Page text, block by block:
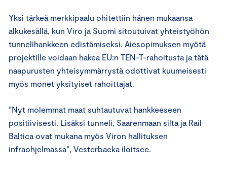
Yksi tärkeä merkkipaalu ohitettiin hänen mukaansa
alkukesällä, kun Viro ja Suomi sitoutuivat yhteistyöhön
tunnelihankkeen edistämiseksi. Aiesopimuksen myötä
projektille voidaan hakea EU:n TEN-T-rahoitusta ja tätä
naapurusten yhteisymmärrystä odottivat kuumeisesti
myös monet yksityiset rahoittajat.
”Nyt molemmat maat suhtautuvat hankkeeseen
positiivisesti. Lisäksi tunneli, Saarenmaan silta ja Rail
Baltica ovat mukana myös Viron hallituksen
infraohjelmassa”, Vesterbacka iloitsee.